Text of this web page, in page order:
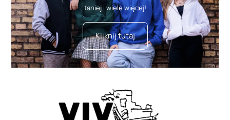
taniej i wiele więcej!
Kliknij tutaj